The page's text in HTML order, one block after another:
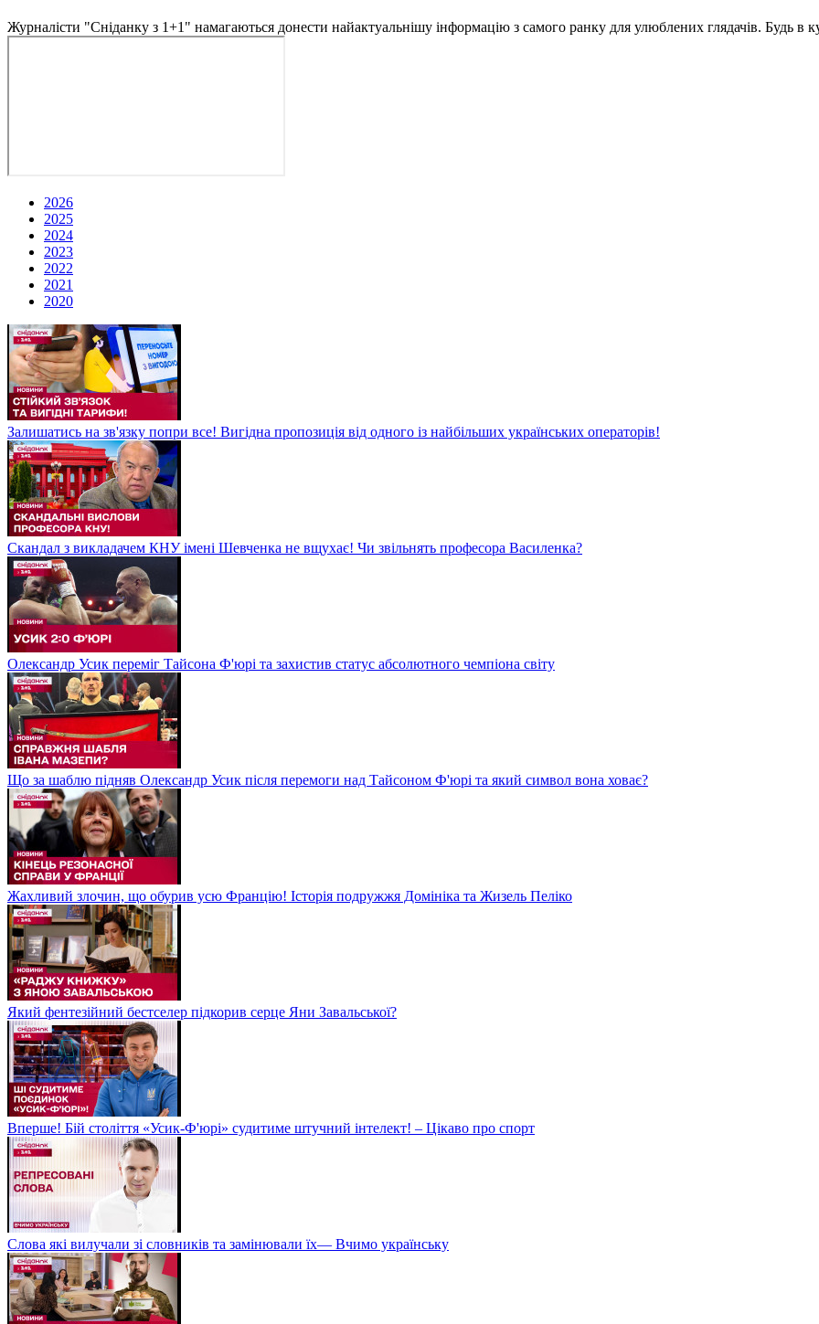
Журналісти "Сніданку з 1+1" намагаються донести найактуальнішу інформацію з самого ранку для улюблених глядачів. Будь в
2026
2025
2024
2023
2022
2021
2020
Залишатись на зв'язку попри все! Вигідна пропозиція від одного із найбільших українських операторів!
Скандал з викладачем КНУ імені Шевченка не вщухає! Чи звільнять професора Василенка?
Олександр Усик переміг Тайсона Ф'юрі та захистив статус абсолютного чемпіона світу
Що за шаблю підняв Олександр Усик після перемоги над Тайсоном Ф'юрі та який символ вона ховає?
Жахливий злочин, що обурив усю Францію! Історія подружжя Домініка та Жизель Пеліко
Який фентезійний бестселер підкорив серце Яни Завальської?
Вперше! Бій століття «Усик-Ф'юрі» судитиме штучний інтелект! – Цікаво про спорт
Слова які вилучали зі словників та замінювали їх— Вчимо українську